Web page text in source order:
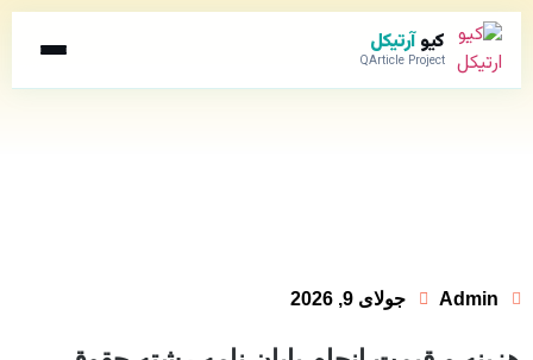
کیوآرتیکل
QArticle Project
Admin جولای 9, 2026